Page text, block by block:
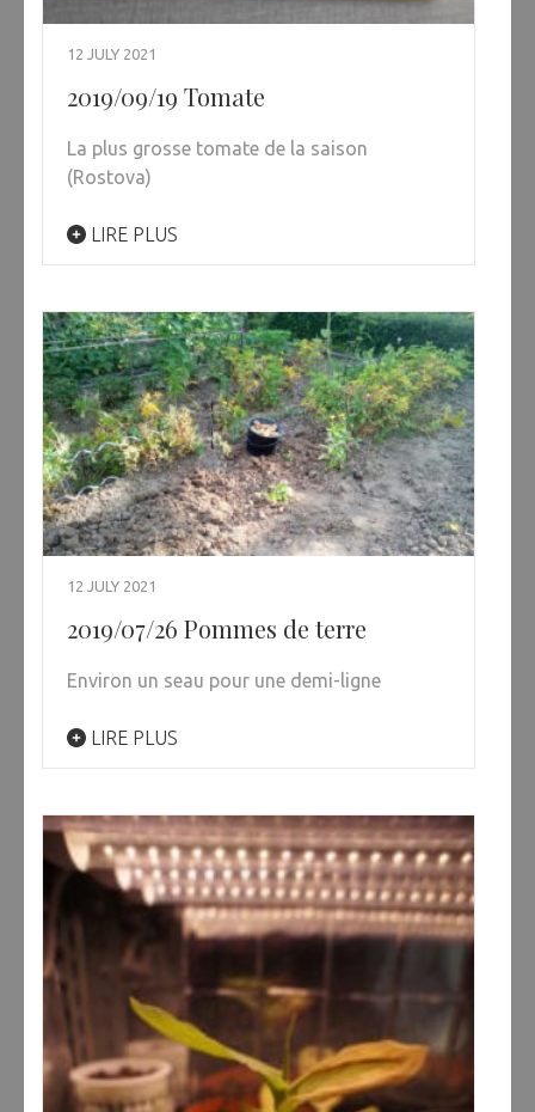
12 JULY 2021
2019/09/19 Tomate
La plus grosse tomate de la saison
(Rostova)
LIRE PLUS
12 JULY 2021
2019/07/26 Pommes de terre
Environ un seau pour une demi-ligne
LIRE PLUS